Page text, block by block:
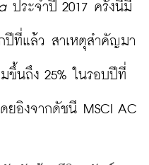
ประจำปี 2017 ครั้งนี้มี
ปีที่แล้ว สาเหตุสำคัญมา
ขึ้นถึง 25% ในรอบปีที่
อิงจากดัชนี MSCI AC